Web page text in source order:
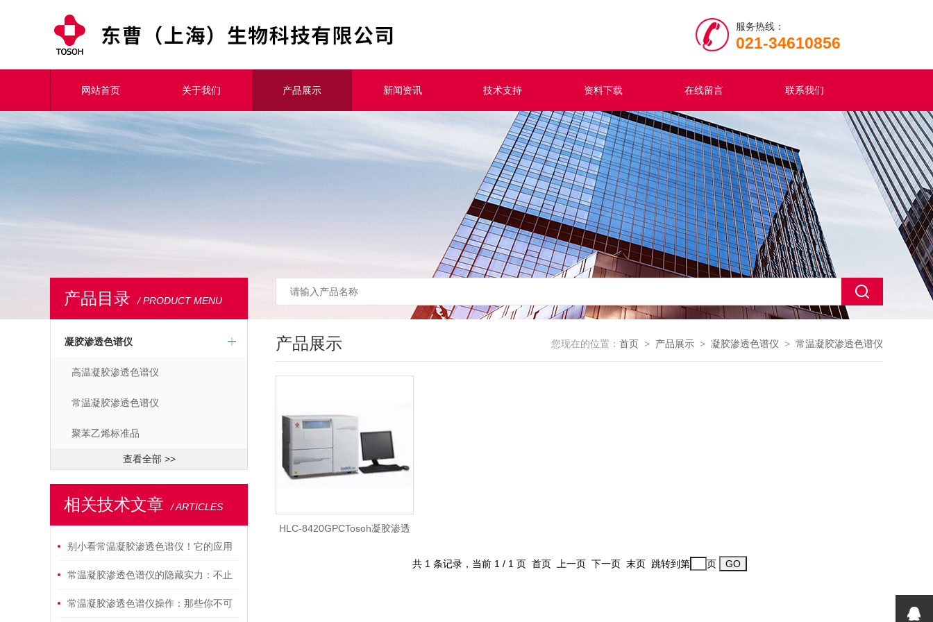
服务热线：
021-34610856
网站首页 关于我们 产品展示 新闻资讯 技术支持 资料下载 在线留言 联系我们
产品目录 / PRODUCT MENU
凝胶渗透色谱仪
高温凝胶渗透色谱仪
常温凝胶渗透色谱仪
聚苯乙烯标准品
查看全部 >>
相关技术文章 / ARTICLES
别小看常温凝胶渗透色谱仪！它的应用
范围，早已覆盖你想不到的场景
常温凝胶渗透色谱仪的隐藏实力：不止
是检测，更是省心的底气
常温凝胶渗透色谱仪操作：那些你不可
产品展示 您现在的位置： 首页 > 产品展示 > 凝胶渗透色谱仪 > 常温凝胶渗透色谱仪
HLC-8420GPCTosoh凝胶渗透
共 1 条记录，当前 1 / 1 页 首页 上一页 下一页 末页 跳转到第 页